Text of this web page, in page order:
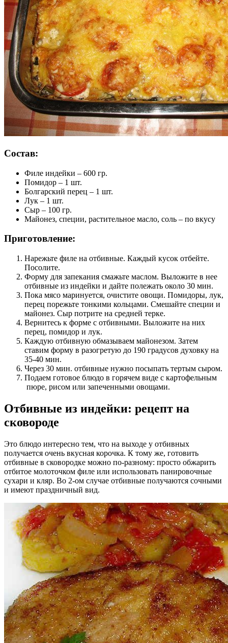
Состав:
Филе индейки – 600 гр.
Помидор – 1 шт.
Болгарский перец – 1 шт.
Лук – 1 шт.
Сыр – 100 гр.
Майонез, специи, растительное масло, соль – по вкусу
Приготовление:
Нарежьте филе на отбивные. Каждый кусок отбейте.
Посолите.
Форму для запекания смажьте маслом. Выложите в нее
отбивные из индейки и дайте полежать около 30 мин.
Пока мясо маринуется, очистите овощи. Помидоры, лук,
перец порежьте тонкими кольцами. Смешайте специи и
майонез. Сыр потрите на средней терке.
Вернитесь к форме с отбивными. Выложите на них
перец, помидор и лук.
Каждую отбивную обмазываем майонезом. Затем
ставим форму в разогретую до 190 градусов духовку на
35-40 мин.
Через 30 мин. отбивные нужно посыпать тертым сыром.
Подаем готовое блюдо в горячем виде с картофельным
пюре, рисом или запеченными овощами.
Отбивные из индейки: рецепт на
сковороде
Это блюдо интересно тем, что на выходе у отбивных
получается очень вкусная корочка. К тому же, готовить
отбивные в сковородке можно по-разному: просто обжарить
отбитое молоточком филе или использовать панировочные
сухари и кляр. Во 2-ом случае отбивные получаются сочными
и имеют праздничный вид.